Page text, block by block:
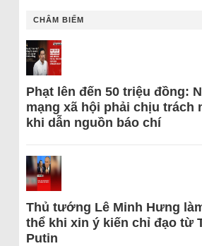
CHÂM BIẾM
Phạt lên đến 50 triệu đồng:
mạng xã hội phải chịu trách
khi dẫn nguồn báo chí
Thủ tướng Lê Minh Hưng
thể khi xin ý kiến chỉ đạo từ
Putin